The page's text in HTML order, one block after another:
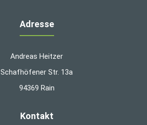
Adresse
Andreas Heitzer
Schafhöfener Str. 13a
94369 Rain
Kontakt